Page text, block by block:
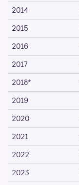
2014
2015
2016
2017
2018*
2019
2020
2021
2022
2023